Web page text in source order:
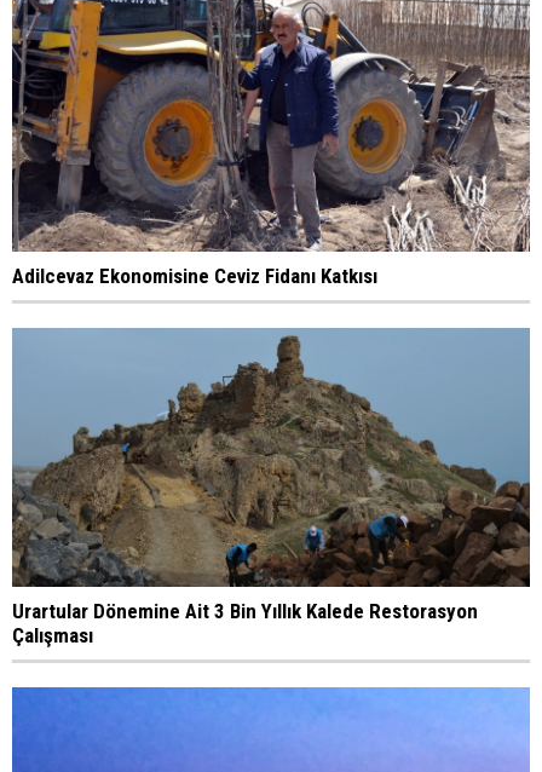
Adilcevaz Ekonomisine Ceviz Fidanı Katkısı
Urartular Dönemine Ait 3 Bin Yıllık Kalede Restorasyon
Çalışması